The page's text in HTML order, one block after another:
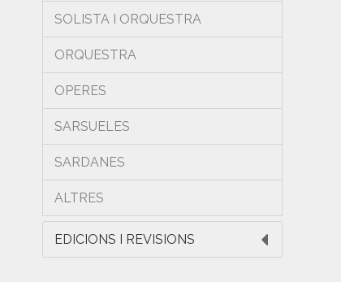
SOLISTA I ORQUESTRA
ORQUESTRA
OPERES
SARSUELES
SARDANES
ALTRES
EDICIONS I REVISIONS